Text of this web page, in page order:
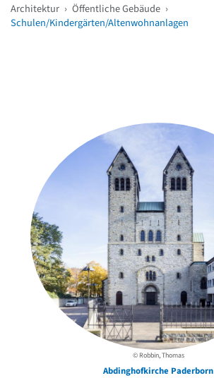
Architektur › Öffentliche Gebäude ›
Schulen/Kindergärten/Altenwohnanlagen
© Robbin, Thomas
Abdinghofkirche Paderborn